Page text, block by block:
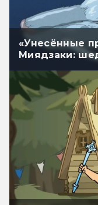
«Унесённые
Миядзаки: